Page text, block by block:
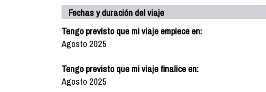
Fechas y duración del viaje
Tengo previsto que mi viaje empiece en:
Agosto 2025
Tengo previsto que mi viaje finalice en:
Agosto 2025